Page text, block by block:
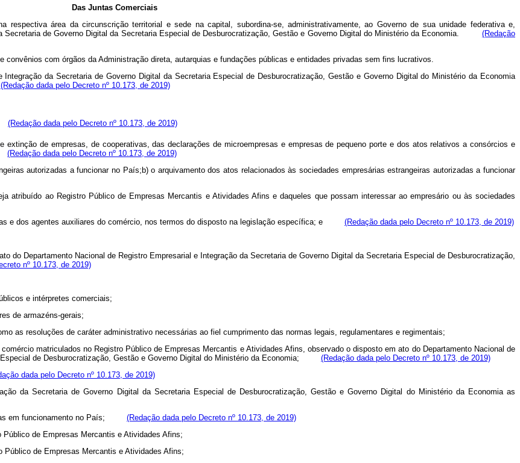
Das Juntas Comerciais
área da circunscrição territorial e sede na capital, subordina-se, administrativamente, ao Governo de sua unidade federativa e,
Secretaria de Governo Digital da Secretaria Especial de Desburocratização, Gestão e Governo Digital do Ministério da Economia. (Redação
com órgãos da Administração direta, autarquias e fundações públicas e entidades privadas sem fins lucrativos.
da Secretaria de Governo Digital da Secretaria Especial de Desburocratização, Gestão e Governo Digital do Ministério da Economia
(Redação dada pelo Decreto nº 10.173, de 2019)
(Redação dada pelo Decreto nº 10.173, de 2019)
de empresas, de cooperativas, das declarações de microempresas e empresas de pequeno porte e dos atos relativos a consórcios e
(Redação dada pelo Decreto nº 10.173, de 2019)
autorizadas a funcionar no País;b) o arquivamento dos atos relacionados às sociedades empresárias estrangeiras autorizadas a funcionar
atribuído ao Registro Público de Empresas Mercantis e Atividades Afins e daqueles que possam interessar ao empresário ou às sociedades
e dos agentes auxiliares do comércio, nos termos do disposto na legislação específica; e (Redação dada pelo Decreto nº 10.173, de 2019)
do Departamento Nacional de Registro Empresarial e Integração da Secretaria de Governo Digital da Secretaria Especial de Desburocratização,
nº 10.173, de 2019)
e intérpretes comerciais;
de armazéns-gerais;
as resoluções de caráter administrativo necessárias ao fiel cumprimento das normas legais, regulamentares e regimentais;
matriculados no Registro Público de Empresas Mercantis e Atividades Afins, observado o disposto em ato do Departamento Nacional de
Especial de Desburocratização, Gestão e Governo Digital do Ministério da Economia; (Redação dada pelo Decreto nº 10.173, de 2019)
dada pelo Decreto nº 10.173, de 2019)
da Secretaria de Governo Digital da Secretaria Especial de Desburocratização, Gestão e Governo Digital do Ministério da Economia as
em funcionamento no País; (Redação dada pelo Decreto nº 10.173, de 2019)
de Empresas Mercantis e Atividades Afins;
de Empresas Mercantis e Atividades Afins;